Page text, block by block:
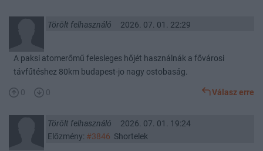
Törölt felhasználó 2026. 07. 01. 22:29
A paksi atomerőmű felesleges hőjét használnák a fővárosi
távfűtéshez 80km budapest-jo nagy ostobaság.
0 0 Válasz erre
Törölt felhasználó
2026. 07. 01. 19:24
Előzmény: #3846 Shortelek